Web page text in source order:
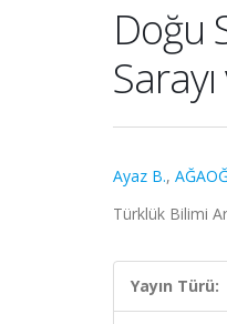
Doğu
Ayaz B.,
Türklük Bilimi
Yayın Türü: